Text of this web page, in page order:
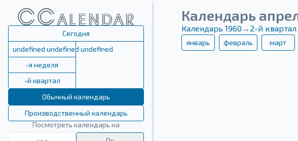
Сегодня
undefined undefined undefined
-я неделя
-й квартал
Обычный календарь
Производственный календарь
Посмотреть календарь на
Календарь
Календарь 1960→ 2-й квартал
январь февраль март